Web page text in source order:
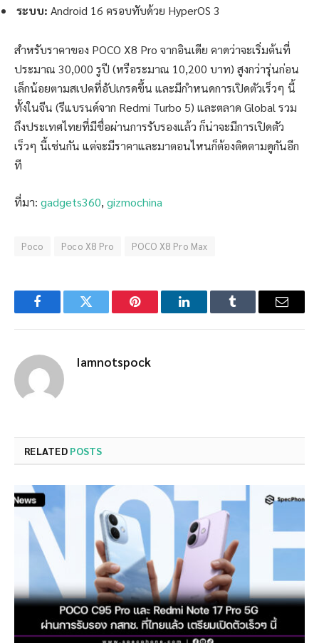
ระบบ: Android 16 ครอบทับด้วย HyperOS 3
สำหรับราคาของ POCO X8 Pro จากอินเดีย คาดว่าจะเริ่มต้นที่
ประมาณ 30,000 รูปี (หรือระมาณ 10,200 บาท) สูงกว่ารุ่นก่อน
เล็กน้อยตามสเปคที่อัปเกรดขึ้น และมีกำหนดการเปิดตัวเร็วๆ นี้
ทั้งในจีน (รีแบรนด์จาก Redmi Turbo 5) และตลาด Global รวม
ถึงประเทศไทยที่มีชื่อผ่านการรับรองแล้ว ก็น่าจะมีการเปิดตัว
เร็วๆ นี้เช่นกัน แต่จะมีราคาและมาตอนไหนก็ต้องติดตามดูกันอีก
ที
ที่มา: gadgets360, gizmochina
Poco Poco X8 Pro POCO X8 Pro Max
FacebookTwitter Pinterest LinkedInTumblr Email
Iamnotspock
RELATED POSTS